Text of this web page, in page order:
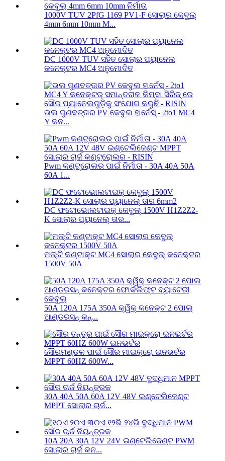
1000V TUV 2PfG 1169 PV1-F ସୋଲାର କେବୁଲ୍
4mm 6mm 10mm M...
DC 1000V TUV ସହିତ ସୋଲାର ପ୍ୟାନେଲ
କନେକ୍ଟର MC4 ଅନୁମୋଦିତ
ଭଲ ଗୁଣବତ୍ତାର PV କେବୁଲ ହାର୍ନେସ୍ - 2to1 MC4
Y କନ...
Pwm କଣ୍ଟ୍ରୋଲର ପାଇଁ ନିର୍ମାତା - 30A 40A 50A
60A 1...
DC ଫଟୋଭୋଲଟାଇକ୍ କେବୁଲ୍ 1500V H1Z2Z2-
K ସୋଲାର ପ୍ୟାନେଲ୍ ତାର...
ମଲ୍ଟି କଣ୍ଟାକ୍ଟ MC4 ସୋଲାର କେବୁଲ୍ କନେକ୍ଟର
1500V 50A
50A 120A 175A 350A କ୍ୱିକ୍ କନେକ୍ଟ 2 ପୋଲ୍
ଆଣ୍ଡରସନ୍ କନ୍...
ସୌରମଣ୍ଡଳ ପାଇଁ ସୌର ମାଇକ୍ରୋ ଇନଭର୍ଟର
MPPT 60HZ 600W...
30A 40A 50A 60A 12V 48V ଇଣ୍ଟେଲିଜେଣ୍ଟ
MPPT ସୋଲାର ଚାର୍ଜ...
10A 20A 30A 12V 24V ଇଣ୍ଟେଲିଜେଣ୍ଟ PWM
ସୋଲାର ଚାର୍ଜ କନ...